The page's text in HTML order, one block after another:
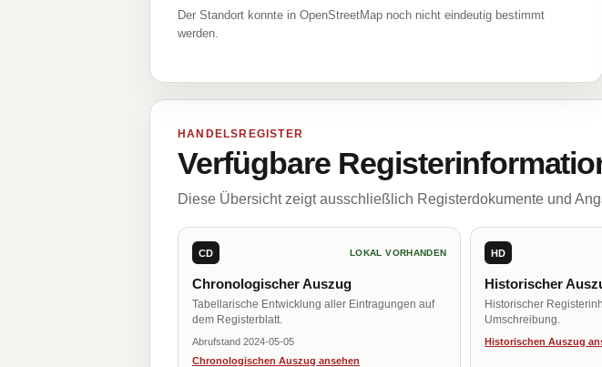
Der Standort konnte in OpenStreetMap noch nicht eindeutig bestimmt
werden.
HANDELSREGISTER
Verfügbare
Diese Übersicht zeigt ausschließlich Registerdokumente und
CD LOKAL VORHANDEN
Chronologischer Auszug
Tabellarische Entwicklung aller Eintragungen auf
dem Registerblatt.
Abrufstand 2024-05-05
Chronologischen Auszug ansehen
HD
Historischer
Historischer
Umschreibung.
Historischen Auszug